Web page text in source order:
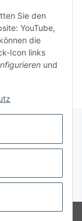
Sie den
YouTube,
die
Icon links
und